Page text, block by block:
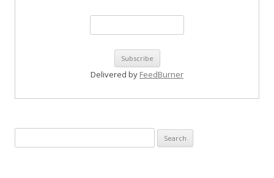
Delivered by FeedBurner
for: